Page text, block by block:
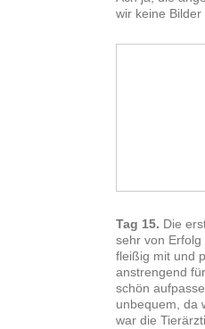
wir keine
Tag 15. Die
sehr von
fleißig mit und
anstrengend
schön
unbequem, da
war die